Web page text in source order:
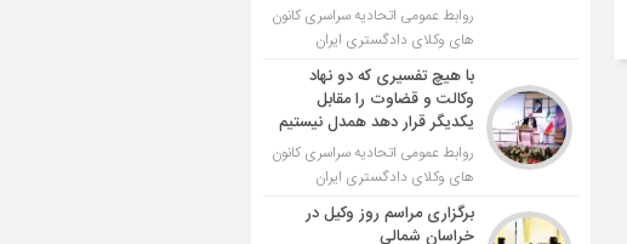
روابط عمومی اتحادیه سراسری کانون
های وکلای دادگستری ایران
با هیچ تفسیری که دو نهاد
وکالت و قضاوت را مقابل
یکدیگر قرار دهد همدل نیستیم
روابط عمومی اتحادیه سراسری کانون
های وکلای دادگستری ایران
برگزاری مراسم روز وکیل در
خراسان شمالی